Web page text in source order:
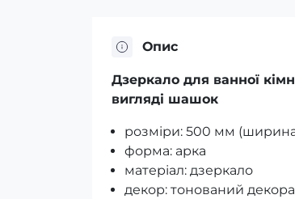
Опис
Дзеркало для ванної
вигляді шашок
розміри: 500 мм
форма: арка
матеріал: дзеркало
декор: тонований